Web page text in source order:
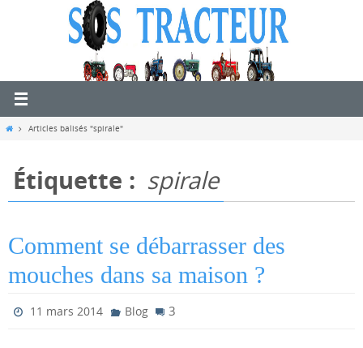
HomeArticles balisés "spirale"
Étiquette : spirale
Comment se débarrasser des
mouches dans sa maison ?
11 mars 2014 Blog 3